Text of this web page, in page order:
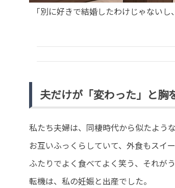
「別に好きで結婚したわけじゃない
夫だけが「変わった」と胸
私たち夫婦は、同棲時代から似たよう
お互いふっくらしていて、外食もスイ
ふたりでよく食べてよく笑う、それが
転機は、私の妊娠と出産でした。